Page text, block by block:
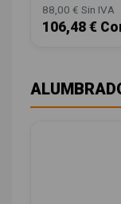
88,00 € Sin IVA
106,48 €